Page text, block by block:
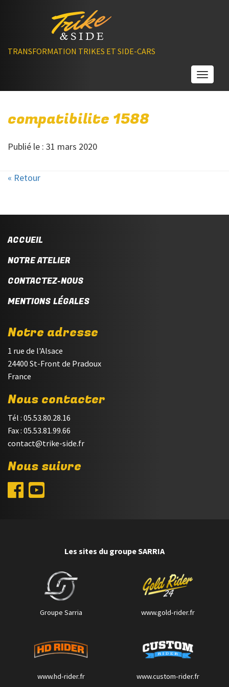
TRANSFORMATION TRIKES ET SIDE-CARS
compatibilite 1588
Publié le : 31 mars 2020
« Retour
ACCUEIL
NOTRE ATELIER
CONTACTEZ-NOUS
MENTIONS LÉGALES
Notre adresse
1 rue de l'Alsace
24400 St-Front de Pradoux
France
Nous contacter
Tél : 05.53.80.28.16
Fax : 05.53.81.99.66
contact@trike-side.fr
Nous suivre
Les sites du groupe SARRIA
Groupe Sarria www.gold-rider.fr
www.hd-rider.fr www.custom-rider.fr